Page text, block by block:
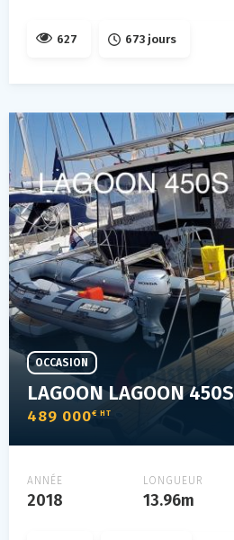
627 673 jours
LAGOON LAGOON 450S
489 000€ HT
OCCASION
ANNÉE
2018
LONGUEUR
13.96m